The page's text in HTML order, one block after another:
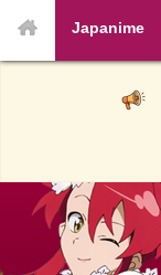
Japanime